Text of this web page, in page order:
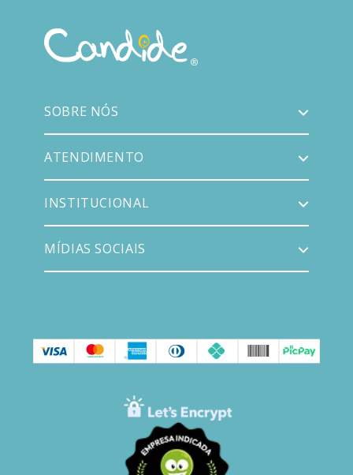
SOBRE NÓS
ATENDIMENTO
INSTITUCIONAL
MÍDIAS SOCIAIS